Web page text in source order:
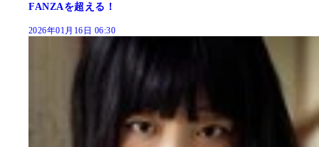
FANZAを超える！
2026年01月16日 06:30